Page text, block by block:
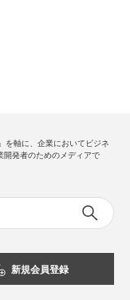
を軸に、企業においてビジネ
開発者のためのメディアで
新規会員登録